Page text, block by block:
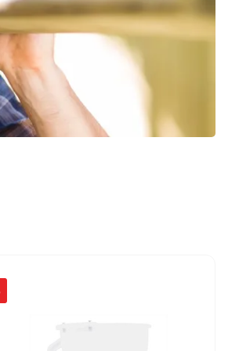
& Reinigungsmittel